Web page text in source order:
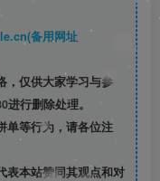
备用网址
，仅供大家学习与参
进行删除处理。
单等行为，请各位注
表本站赞同其观点和对